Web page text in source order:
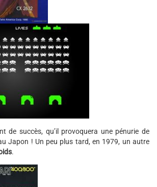
de succès, qu’il provoquera une pénurie de
Japon ! Un peu plus tard, en 1979, un autre
.